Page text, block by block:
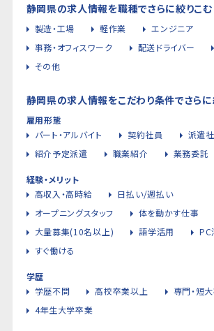
静岡県の求人情報を職種でさらに絞りこむ
製造・工場 軽作業
エンジニア
事務・オフィスワーク
配送ドライバー
その他
静岡県の求人情報をこだわり条件でさらに
雇用形態
パート・アルバイト
契約社員
派遣
紹介予定派遣
職業紹介 業務委託
経験・メリット
高収入・高時給
日払い/週払い
オープニングスタッフ
体を動かす仕事
大量募集(10名以上)
語学活用
PC
すぐ働ける
学歴
学歴不問
高校卒業以上
専門・短
4年生大学卒業